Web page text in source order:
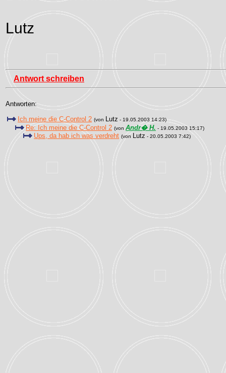
Lutz
Antwort schreiben
Antworten:
Ich meine die C-Control 2 (von Lutz - 19.05.2003 14:23)
Re: Ich meine die C-Control 2 (von Andr� H. - 19.05.2003 15:17)
Ups, da hab ich was verdreht (von Lutz - 20.05.2003 7:42)